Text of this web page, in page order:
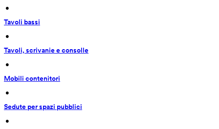
•
Tavoli bassi
•
Tavoli, scrivanie e consolle
•
Mobili contenitori
•
Sedute per spazi pubblici
•